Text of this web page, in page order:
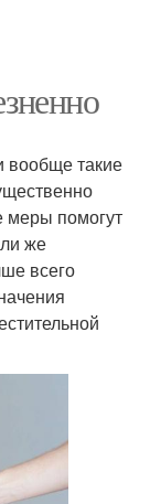
вообще такие
меры помогут
же
всего